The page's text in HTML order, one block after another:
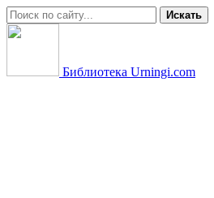
Искать
Библиотека Urningi.com